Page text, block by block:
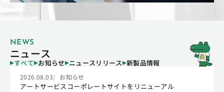
NEWS
ニュース
すべて お知らせ ニュースリリース 新製品情報
2026.08.03 お知らせ
アートサービスコーポレートサイトをリニューアル